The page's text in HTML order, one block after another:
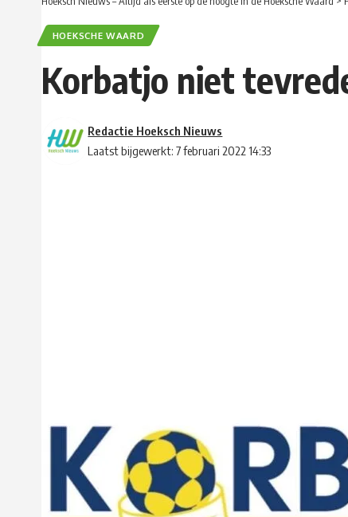
HOEKSCHE WAARD
Korbatjo niet
Laatst bijgewerkt: 7 februari 2022 14:33
Redactie Hoeksch Nieuws